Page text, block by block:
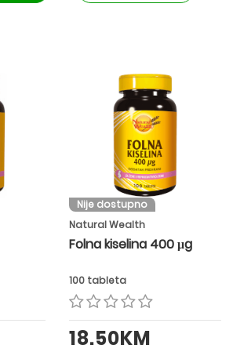
Nije dostupno
Natural Wealth
Folna kiselina 400 μg
100 tableta
18.50KM